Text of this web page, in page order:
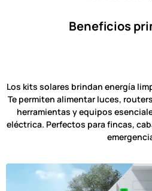
Beneficios
Los kits solares brindan energía
Te permiten alimentar luces,
herramientas y equipos
eléctrica. Perfectos para fincas,